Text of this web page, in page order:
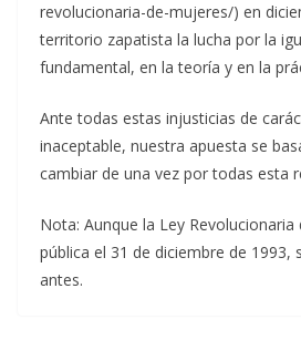
revolucionaria-de-mujeres/) en
territorio zapatista la lucha por la
fundamental, en la teoría y en la
Ante todas estas injusticias de
inaceptable, nuestra apuesta se
cambiar de una vez por todas esta
Nota: Aunque la Ley
pública el 31 de diciembre de 1993,
antes.